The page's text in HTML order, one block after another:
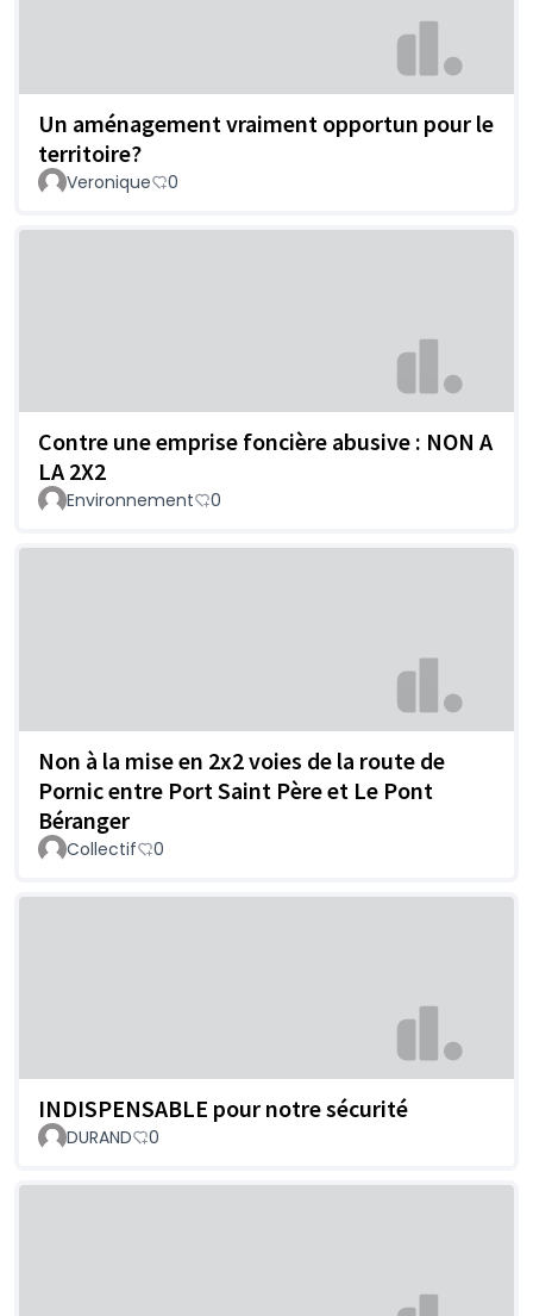
Un aménagement vraiment opportun pour le
territoire?
Veronique 0
Contre une emprise foncière abusive : NON A
LA 2X2
Environnement 0
Non à la mise en 2x2 voies de la route de
Pornic entre Port Saint Père et Le Pont
Béranger
Collectif 0
INDISPENSABLE pour notre sécurité
DURAND 0